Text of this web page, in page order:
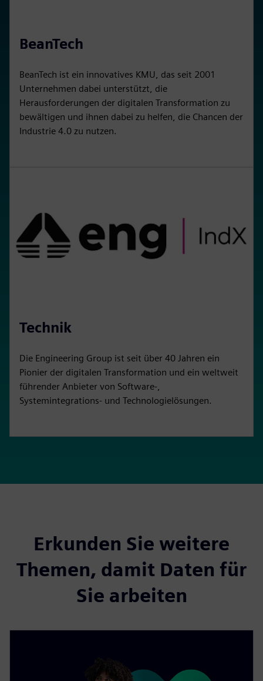
BeanTech
BeanTech ist ein innovatives KMU, das seit 2001
Unternehmen dabei unterstützt, die
Herausforderungen der digitalen Transformation zu
bewältigen und ihnen dabei zu helfen, die Chancen der
Industrie 4.0 zu nutzen.
Technik
Die Engineering Group ist seit über 40 Jahren ein
Pionier der digitalen Transformation und ein weltweit
führender Anbieter von Software-,
Systemintegrations- und Technologielösungen.
Erkunden Sie weitere
Themen, damit Daten für
Sie arbeiten